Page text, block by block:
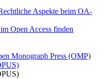
Aspekte beim OA-
Open Access finden
Monograph Press (OMP)